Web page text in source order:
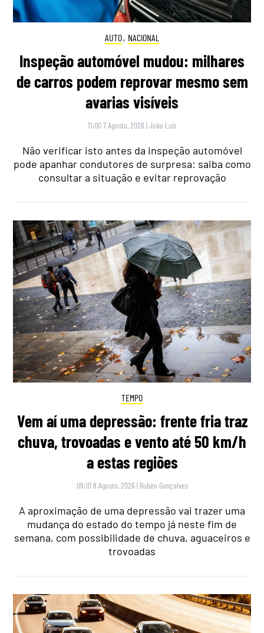
AUTO, NACIONAL
Inspeção automóvel mudou: milhares
de carros podem reprovar mesmo sem
avarias visíveis
11:00 7 Agosto, 2026 |João Luís
Não verificar isto antes da inspeção automóvel
pode apanhar condutores de surpresa: saiba como
consultar a situação e evitar reprovação
TEMPO
Vem aí uma depressão: frente fria traz
chuva, trovoadas e vento até 50 km/h
a estas regiões
09:10 8 Agosto, 2026 | Rubén Gonçalves
A aproximação de uma depressão vai trazer uma
mudança do estado do tempo já neste fim de
semana, com possibilidade de chuva, aguaceiros e
trovoadas